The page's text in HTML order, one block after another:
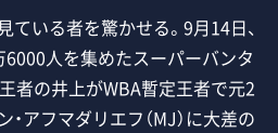
いる者を驚かせる。9月14日、
人を集めたスーパーバンタ
者の井上がWBA暫定王者で元2
アフマダリエフ（MJ）に大差の